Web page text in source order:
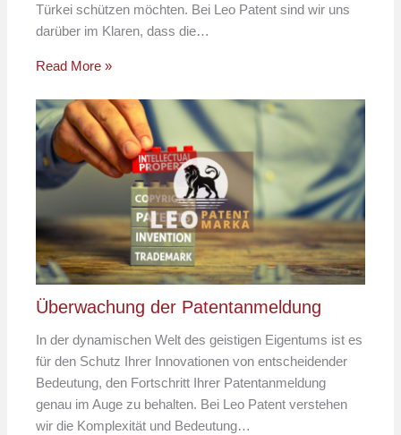
Türkei schützen möchten. Bei Leo Patent sind wir uns
darüber im Klaren, dass die…
Read More »
Überwachung der Patentanmeldung
In der dynamischen Welt des geistigen Eigentums ist es
für den Schutz Ihrer Innovationen von entscheidender
Bedeutung, den Fortschritt Ihrer Patentanmeldung
genau im Auge zu behalten. Bei Leo Patent verstehen
wir die Komplexität und Bedeutung…